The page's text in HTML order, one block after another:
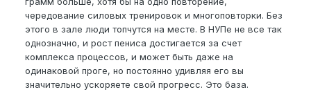
чередование силовых тренировок и многоповторки. Без
этого в зале люди топчутся на месте. В НУПе не все так
однозначно, и рост пениса достигается за счет
комплекса процессов, и может быть даже на
одинаковой проге, но постоянно удивляя его вы
значительно ускоряете свой прогресс. Это база.